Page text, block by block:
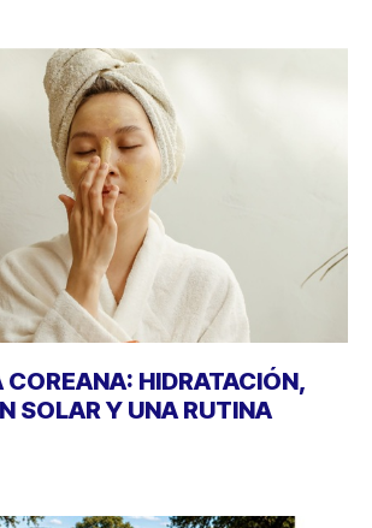
HIDRATACIÓN,
SOLAR Y UNA RUTINA